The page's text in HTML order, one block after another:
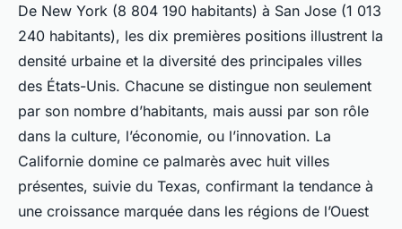
De New York (8 804 190 habitants) à San Jose (1 013
240 habitants), les dix premières positions illustrent la
densité urbaine et la diversité des principales villes
des États-Unis. Chacune se distingue non seulement
par son nombre d’habitants, mais aussi par son rôle
dans la culture, l’économie, ou l’innovation. La
Californie domine ce palmarès avec huit villes
présentes, suivie du Texas, confirmant la tendance à
une croissance marquée dans les régions de l’Ouest